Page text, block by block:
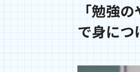
「勉強
で身に